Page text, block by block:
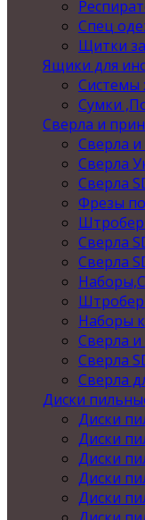
Спец
Щитки
Ящики для
Системы
Сумки
Сверла и
Сверла и
Сверла
Сверла
Фрезы по
Сверла
Сверла
Наборы
Сверла
Сверла
Сверла
Диски
Диски
Диски
Диски
Диски
Диски